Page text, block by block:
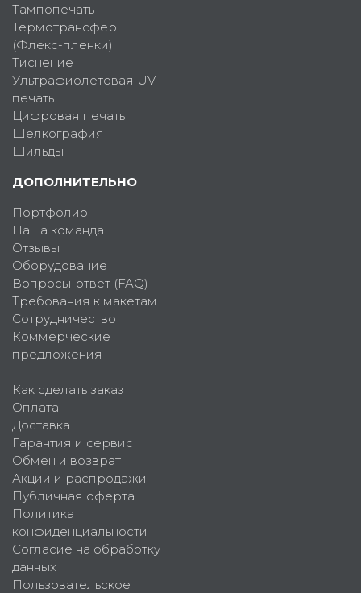
Тампопечать
Термотрансфер
(Флекс-пленки)
Тиснение
Ультрафиолетовая UV-
печать
Цифровая печать
Шелкография
Шильды
ДОПОЛНИТЕЛЬНО
Портфолио
Наша команда
Отзывы
Оборудование
Вопросы-ответ (FAQ)
Требования к макетам
Сотрудничество
Коммерческие
предложения
Как сделать заказ
Оплата
Доставка
Гарантия и сервис
Обмен и возврат
Акции и распродажи
Публичная оферта
Политика
конфиденциальности
Согласие на обработку
данных
Пользовательское